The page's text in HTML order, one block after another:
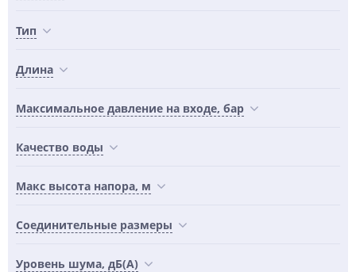
Тип
Длина
Максимальное давление на входе, бар
Качество воды
Maкс высота напора, м
Соединительные размеры
Уровень шума, дБ(А)